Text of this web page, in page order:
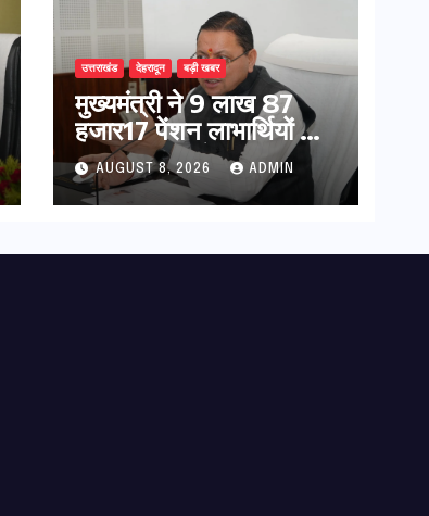
उत्तराखंड देहरादून बड़ी खबर
मुख्यमंत्री ने 9 लाख 87
हजार17 पेंशन लाभार्थियों को
कुल 146 करोड़ 32 लाख
की पेंशन राशि का किया
भुगतान
AUGUST 8, 2026 ADMIN